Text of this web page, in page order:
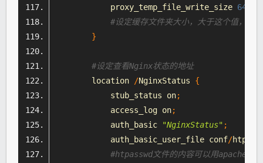
            proxy_temp_file_write_size
64k
#设定缓存文件夹大小，大于这个值，将
}
#设定查看Nginx状态的地址
        location
/NginxStatus
{
            stub_status on
;
            access_log on
;
            auth_basic
"NginxStatus" ;
            auth_basic_user_file conf
/
#htpasswd文件的内容可以用apache提